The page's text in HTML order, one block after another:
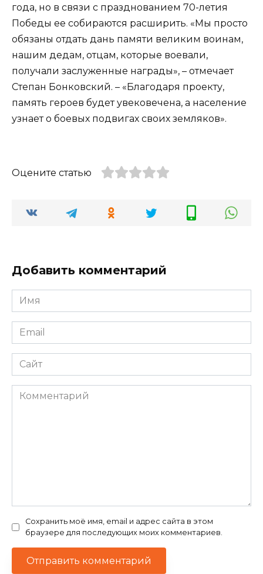
года, но в связи с празднованием 70-летия
Победы ее собираются расширить. «Мы просто
обязаны отдать дань памяти великим воинам,
нашим дедам, отцам, которые воевали,
получали заслуженные награды», – отмечает
Степан Бонковский. – «Благодаря проекту,
память героев будет увековечена, а население
узнает о боевых подвигах своих земляков».
Оцените статью
Добавить комментарий
Имя
*
Email
*
Сайт
Комментарий
Сохранить моё имя, email и адрес сайта в этом
браузере для последующих моих комментариев.